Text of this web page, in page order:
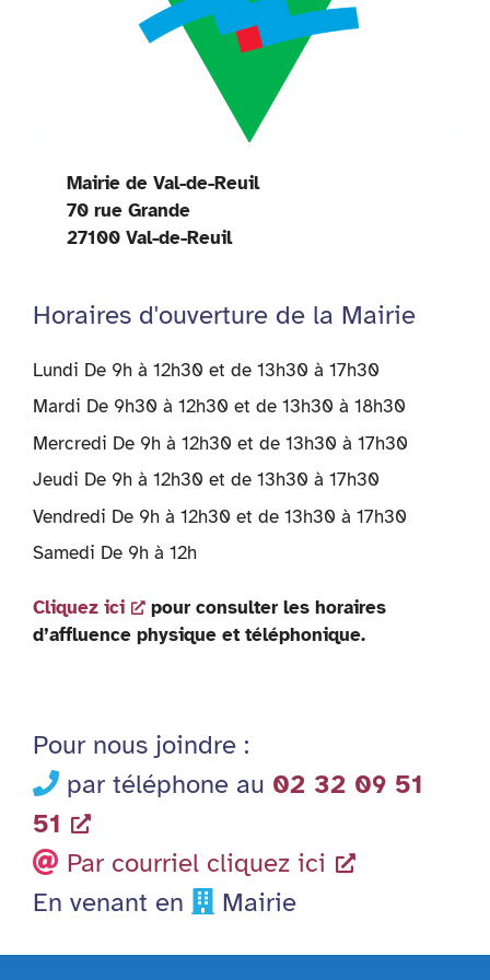
Mairie de Val-de-Reuil
70 rue Grande
27100 Val-de-Reuil
Horaires d'ouverture de la Mairie
Lundi De 9h à 12h30 et de 13h30 à 17h30
Mardi De 9h30 à 12h30 et de 13h30 à 18h30
Mercredi De 9h à 12h30 et de 13h30 à 17h30
Jeudi De 9h à 12h30 et de 13h30 à 17h30
Vendredi De 9h à 12h30 et de 13h30 à 17h30
Samedi De 9h à 12h
Cliquez ici
pour consulter les horaires
d’affluence physique et téléphonique.
Pour nous joindre :
par téléphone au 02 32 09 51
51
Par courriel cliquez ici
En venant en
Mairie